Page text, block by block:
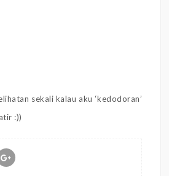
sekali kalau aku ‘kedodoran’
:))